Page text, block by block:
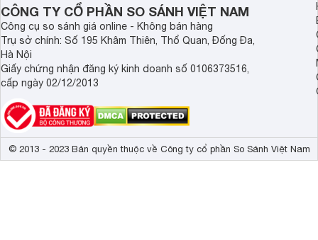
CÔNG TY CỔ PHẦN SO SÁNH VIỆT NAM
Công cụ so sánh giá online - Không bán hàng
Trụ sở chính: Số 195 Khâm Thiên, Thổ Quan, Đống Đa,
Hà Nội
Giấy chứng nhận đăng ký kinh doanh số 0106373516,
cấp ngày 02/12/2013
© 2013 - 2023 Bản quyền thuộc về Công ty cổ phần So Sánh Việt Nam